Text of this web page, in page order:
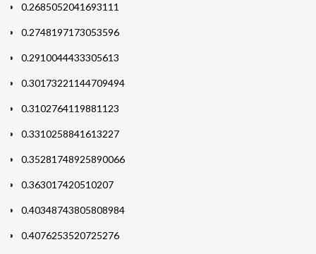
0.2685052041693111
0.2748197173053596
0.2910044433305613
0.30173221144709494
0.3102764119881123
0.3310258841613227
0.35281748925890066
0.363017420510207
0.40348743805808984
0.4076253520725276